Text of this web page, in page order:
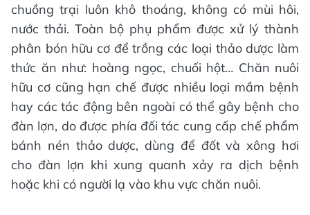
chuồng trại luôn khô thoáng, không có mùi hôi,
nước thải. Toàn bộ phụ phẩm được xử lý thành
phân bón hữu cơ để trồng các loại thảo dược làm
thức ăn như: hoàng ngọc, chuối hột… Chăn nuôi
hữu cơ cũng hạn chế được nhiều loại mầm bệnh
hay các tác động bên ngoài có thể gây bệnh cho
đàn lợn, do được phía đối tác cung cấp chế phẩm
bánh nén thảo dược, dùng để đốt và xông hơi
cho đàn lợn khi xung quanh xảy ra dịch bệnh
hoặc khi có người lạ vào khu vực chăn nuôi.